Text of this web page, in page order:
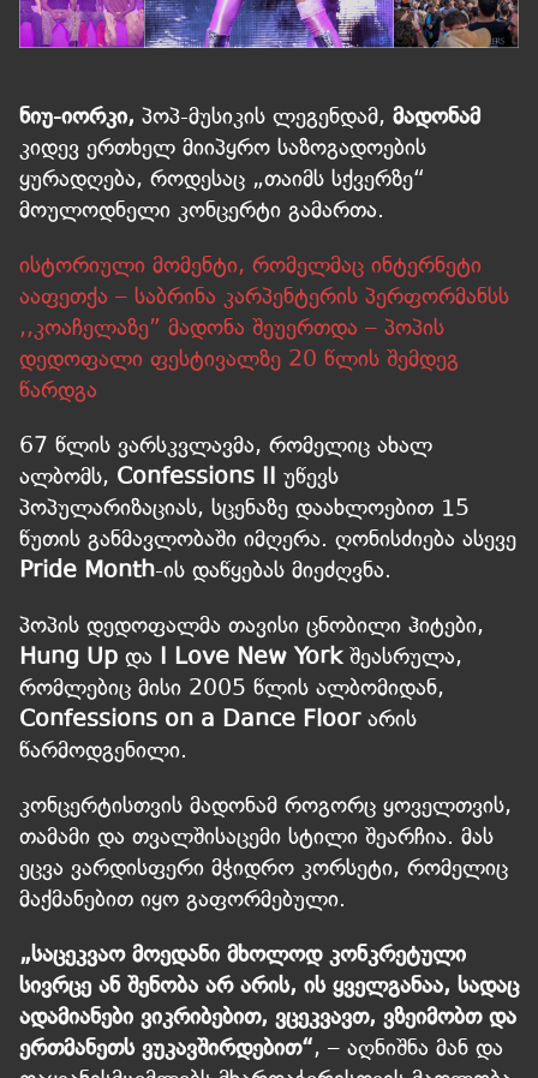
ნიუ-იორკი, პოპ-მუსიკის ლეგენდამ, მადონამ
კიდევ ერთხელ მიიპყრო საზოგადოების
ყურადღება, როდესაც „თაიმს სქვერზე“
მოულოდნელი კონცერტი გამართა.
ისტორიული მომენტი, რომელმაც ინტერნეტი
ააფეთქა – საბრინა კარპენტერის პერფორმანსს
,,კოაჩელაზე” მადონა შეუერთდა – პოპის
დედოფალი ფესტივალზე 20 წლის შემდეგ
წარდგა
67 წლის ვარსკვლავმა, რომელიც ახალ
ალბომს, Confessions II უწევს
პოპულარიზაციას, სცენაზე დაახლოებით 15
წუთის განმავლობაში იმღერა. ღონისძიება ასევე
Pride Month-ის დაწყებას მიეძღვნა.
პოპის დედოფალმა თავისი ცნობილი ჰიტები,
Hung Up და I Love New Yorkშეასრულა,
რომლებიც მისი 2005 წლის ალბომიდან,
Confessions on a Dance Floorარის
წარმოდგენილი.
კონცერტისთვის მადონამ როგორც ყოველთვის,
თამამი და თვალშისაცემი სტილი შეარჩია. მას
ეცვა ვარდისფერი მჭიდრო კორსეტი, რომელიც
მაქმანებით იყო გაფორმებული.
„საცეკვაო მოედანი მხოლოდ კონკრეტული
სივრცე ან შენობა არ არის, ის ყველგანაა, სადაც
ადამიანები ვიკრიბებით, ვცეკვავთ, ვზეიმობთ და
ერთმანეთს ვუკავშირდებით“, – აღნიშნა მან და